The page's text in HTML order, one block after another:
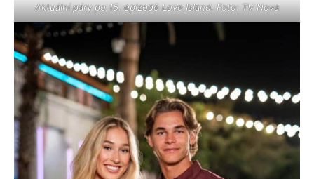
Aktuální páry po 15. epizodě Love Island. Foto: TV Nova